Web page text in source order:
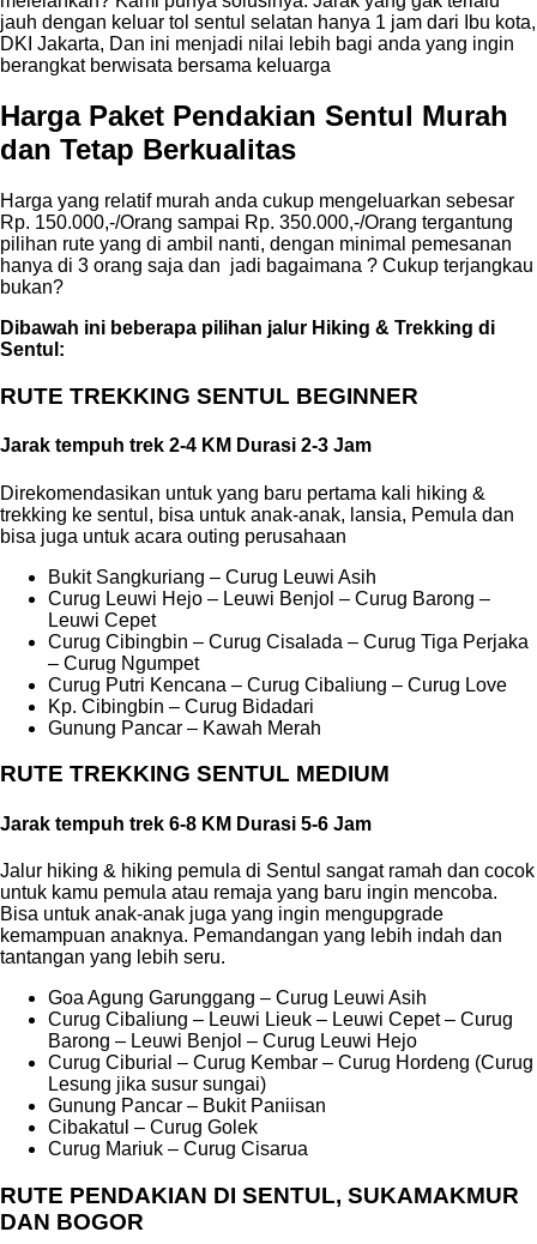
jauh dengan keluar tol sentul selatan hanya 1 jam dari Ibu kota,
DKI Jakarta, Dan ini menjadi nilai lebih bagi anda yang ingin
berangkat berwisata bersama keluarga
Harga Paket Pendakian Sentul Murah
dan Tetap Berkualitas
Harga yang relatif murah anda cukup mengeluarkan sebesar
Rp. 150.000,-/Orang sampai Rp. 350.000,-/Orang tergantung
pilihan rute yang di ambil nanti, dengan minimal pemesanan
hanya di 3 orang saja dan jadi bagaimana ? Cukup terjangkau
bukan?
Dibawah ini beberapa pilihan jalur Hiking & Trekking di
Sentul:
RUTE TREKKING SENTUL BEGINNER
Jarak tempuh trek 2-4 KM Durasi 2-3 Jam
Direkomendasikan untuk yang baru pertama kali hiking &
trekking ke sentul, bisa untuk anak-anak, lansia, Pemula dan
bisa juga untuk acara outing perusahaan
Bukit Sangkuriang – Curug Leuwi Asih
Curug Leuwi Hejo – Leuwi Benjol – Curug Barong –
Leuwi Cepet
Curug Cibingbin – Curug Cisalada – Curug Tiga Perjaka
– Curug Ngumpet
Curug Putri Kencana – Curug Cibaliung – Curug Love
Kp. Cibingbin – Curug Bidadari
Gunung Pancar – Kawah Merah
RUTE TREKKING SENTUL MEDIUM
Jarak tempuh trek 6-8 KM Durasi 5-6 Jam
Jalur hiking & hiking pemula di Sentul sangat ramah dan cocok
untuk kamu pemula atau remaja yang baru ingin mencoba.
Bisa untuk anak-anak juga yang ingin mengupgrade
kemampuan anaknya. Pemandangan yang lebih indah dan
tantangan yang lebih seru.
Goa Agung Garunggang – Curug Leuwi Asih
Curug Cibaliung – Leuwi Lieuk – Leuwi Cepet – Curug
Barong – Leuwi Benjol – Curug Leuwi Hejo
Curug Ciburial – Curug Kembar – Curug Hordeng (Curug
Lesung jika susur sungai)
Gunung Pancar – Bukit Paniisan
Cibakatul – Curug Golek
Curug Mariuk – Curug Cisarua
RUTE PENDAKIAN DI SENTUL, SUKAMAKMUR
DAN BOGOR